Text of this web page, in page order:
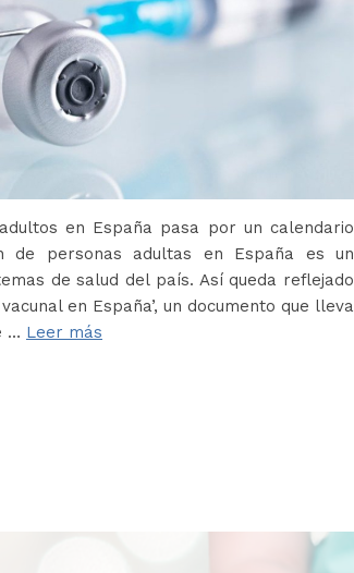
en España pasa por un calendario
de personas adultas en España es un
de salud del país. Así queda reflejado
en España’, un documento que lleva
… Leer más